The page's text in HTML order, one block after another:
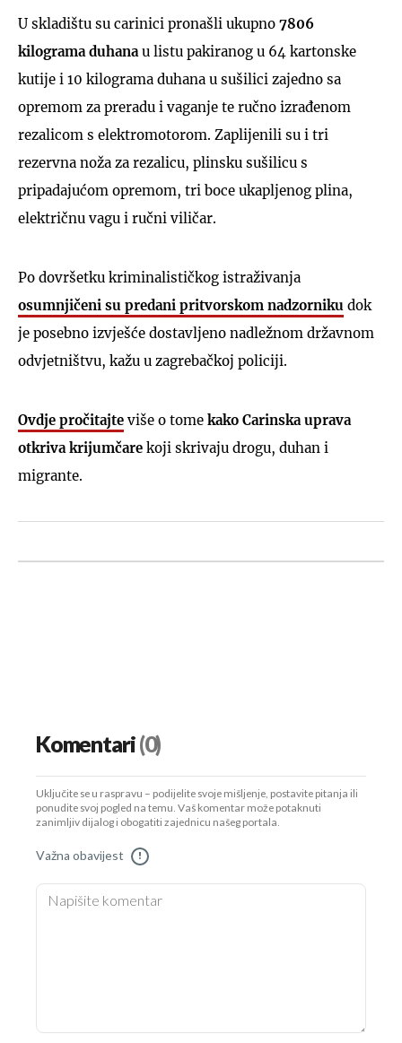
U skladištu su carinici pronašli ukupno 7806
kilograma duhana u listu pakiranog u 64 kartonske
kutije i 10 kilograma duhana u sušilici zajedno sa
opremom za preradu i vaganje te ručno izrađenom
rezalicom s elektromotorom. Zaplijenili su i tri
rezervna noža za rezalicu, plinsku sušilicu s
pripadajućom opremom, tri boce ukapljenog plina,
električnu vagu i ručni viličar.
Po dovršetku kriminalističkog istraživanja
osumnjičeni su predani pritvorskom nadzorniku dok
je posebno izvješće dostavljeno nadležnom državnom
odvjetništvu, kažu u zagrebačkoj policiji.
Ovdje pročitajte više o tome kako Carinska uprava
otkriva krijumčare koji skrivaju drogu, duhan i
migrante.
Komentari(0)
Uključite se u raspravu – podijelite svoje mišljenje, postavite pitanja ili
ponudite svoj pogled na temu. Vaš komentar može potaknuti
zanimljiv dijalog i obogatiti zajednicu našeg portala.
Važna obavijest !